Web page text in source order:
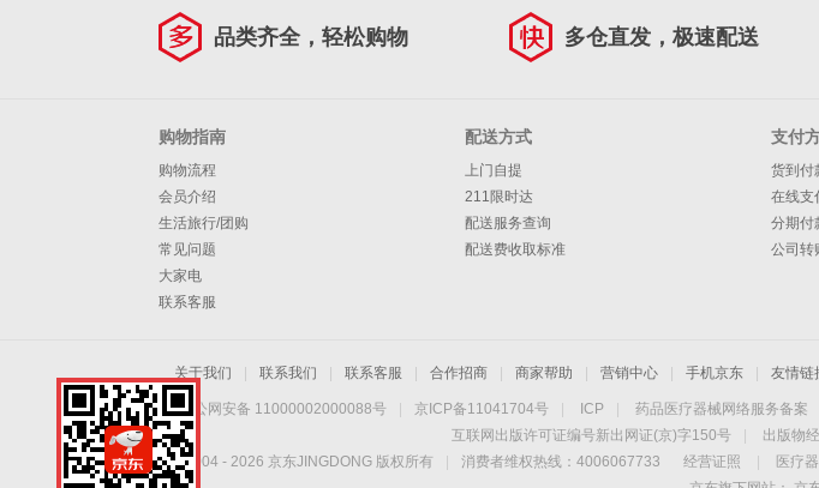
品类齐全，轻松购物 多仓直发，极速配送
购物指南
购物流程
会员介绍
生活旅行/团购
常见问题
大家电
联系客服
配送方式
上门自提
211限时达
配送服务查询
配送费收取标准
支付
货到付
在线支
分期付
公司转
关于我们 联系我们 联系客服 合作招商 商家帮助 营销中心 手机京东 友情链
京公网安备 11000002000088号 京ICP备11041704号 ICP 药品医疗器械网络服务备案
互联网出版许可证编号新出网证(京)字150号
出版物
Copyright © 2004 - 2026 京东JINGDONG 版权所有 消费者维权热线：4006067733 经营证照 医疗